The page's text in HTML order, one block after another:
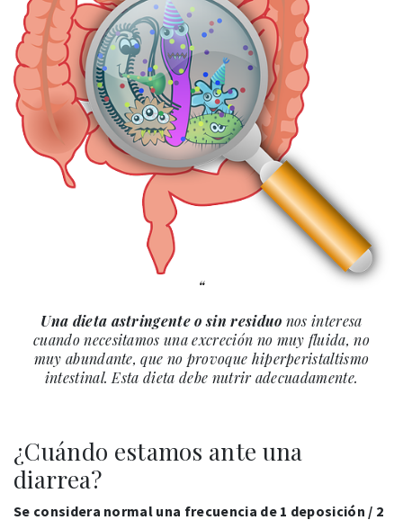
Una dieta astringente o sin residuo nos interesa
cuando necesitamos una excreción no muy fluida, no
muy abundante, que no provoque hiperperistaltismo
intestinal. Esta dieta debe nutrir adecuadamente.
¿Cuándo estamos ante una
diarrea?
Se considera normal una frecuencia de 1 deposición / 2